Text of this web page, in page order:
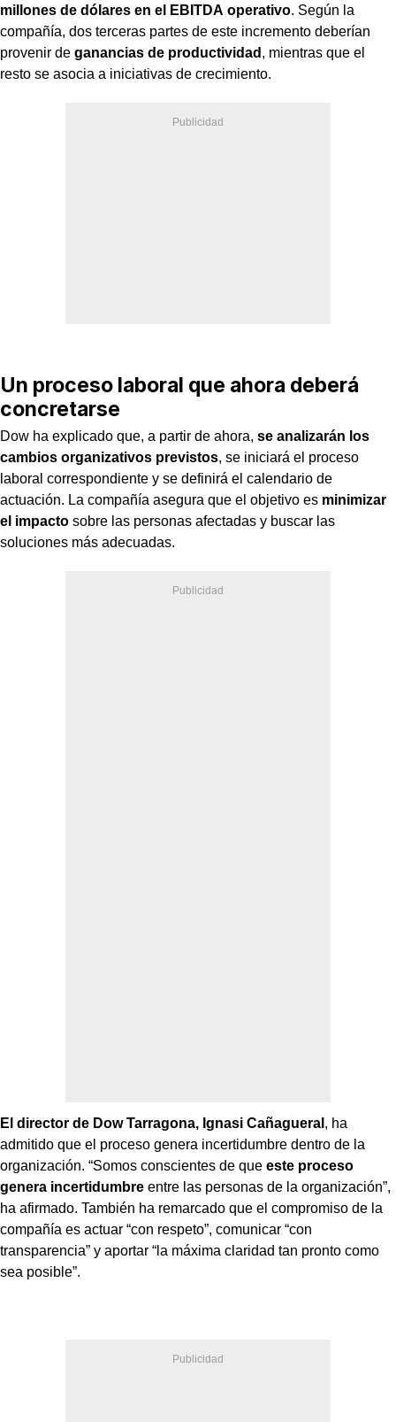
millones de dólares en el EBITDA operativo. Según la
compañía, dos terceras partes de este incremento deberían
provenir de ganancias de productividad , mientras que el
resto se asocia a iniciativas de crecimiento.
Un proceso laboral que ahora deberá
concretarse
Dow ha explicado que, a partir de ahora, se analizarán los
cambios organizativos previstos, se iniciará el proceso
laboral correspondiente y se definirá el calendario de
actuación. La compañía asegura que el objetivo es minimizar
el impacto sobre las personas afectadas y buscar las
soluciones más adecuadas.
El director de Dow Tarragona, Ignasi Cañagueral , ha
admitido que el proceso genera incertidumbre dentro de la
organización. “Somos conscientes de que este proceso
genera incertidumbre entre las personas de la organización”,
ha afirmado. También ha remarcado que el compromiso de la
compañía es actuar “con respeto”, comunicar “con
transparencia” y aportar “la máxima claridad tan pronto como
sea posible”.